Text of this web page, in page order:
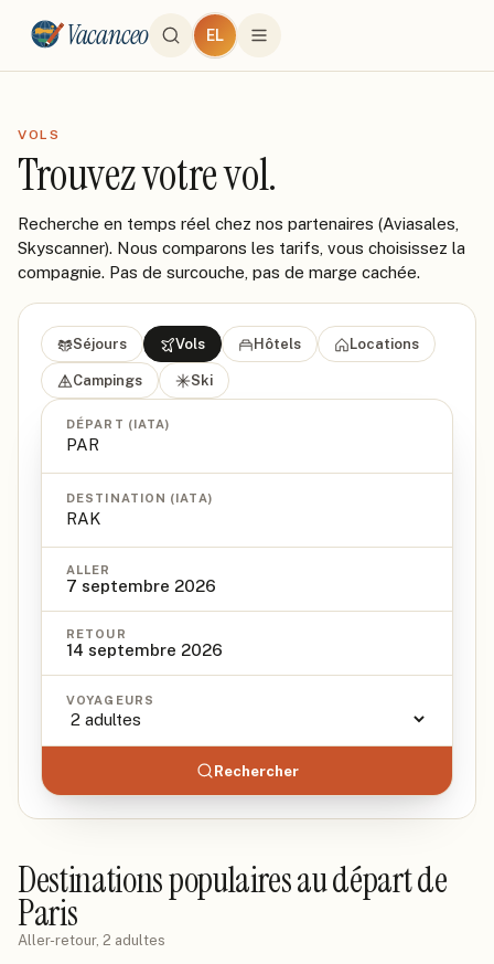
Vacanceo EL
VOLS
Trouvez votre vol.
Recherche en temps réel chez nos partenaires (Aviasales,
Skyscanner). Nous comparons les tarifs, vous choisissez la
compagnie. Pas de surcouche, pas de marge cachée.
Séjours Vols Hôtels Locations
Campings Ski
DÉPART (IATA)
DESTINATION (IATA)
ALLER
7 septembre 2026
RETOUR
14 septembre 2026
VOYAGEURS
Rechercher
Destinations populaires au départ de
Paris
Aller-retour, 2 adultes